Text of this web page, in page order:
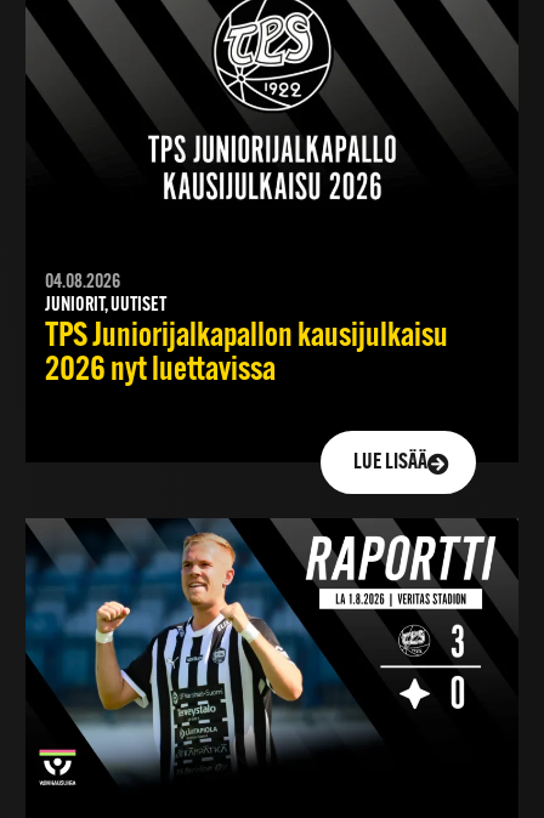
04.08.2026
JUNIORIT, UUTISET
TPS Juniorijalkapallon kausijulkaisu
2026 nyt luettavissa
LUE LISÄÄ